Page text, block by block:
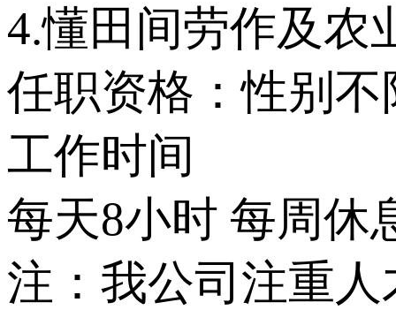
4.懂田间劳作及农
任职资格：性别
工作时间
每天8小时 每周休
注：我公司注重